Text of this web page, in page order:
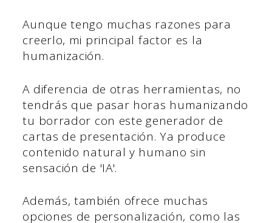
Aunque tengo muchas razones para
creerlo, mi principal factor es la
humanización.
A diferencia de otras herramientas, no
tendrás que pasar horas humanizando
tu borrador con este generador de
cartas de presentación. Ya produce
contenido natural y humano sin
sensación de 'IA'.
Además, también ofrece muchas
opciones de personalización, como las